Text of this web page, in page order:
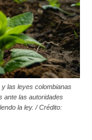
las leyes colombianas
ante las autoridades
la ley. / Crédito: